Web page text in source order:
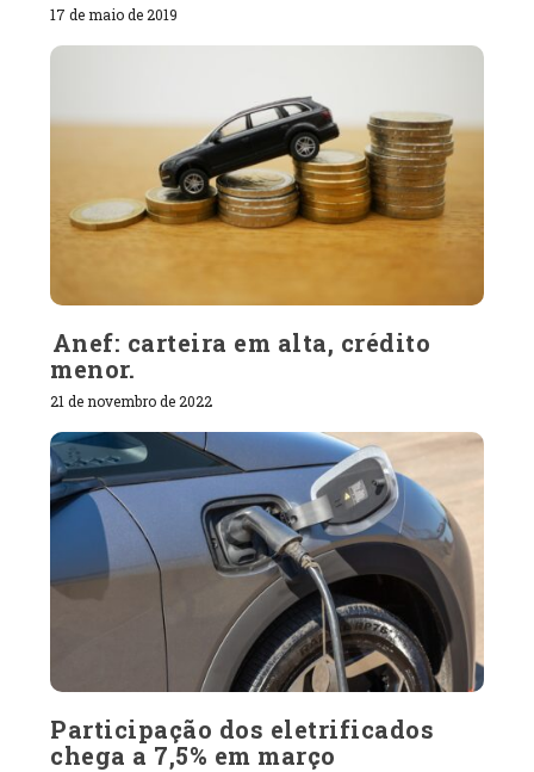
17 de maio de 2019
Anef: carteira em alta, crédito
menor.
21 de novembro de 2022
Participação dos eletrificados
chega a 7,5% em março